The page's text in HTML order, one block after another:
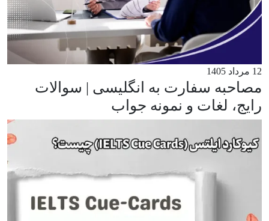
12 مرداد 1405
مصاحبه سفارت به انگلیسی | سوالات
رایج، لغات و نمونه جواب